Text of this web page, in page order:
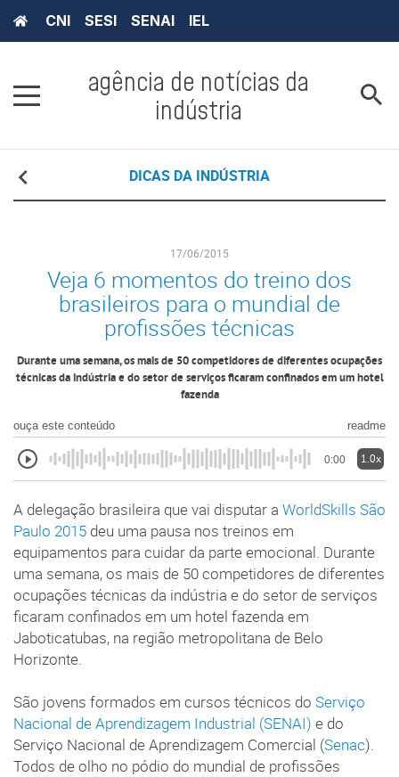
CNI SESI SENAI IEL
agência de notícias da
indústria
DICAS DA INDÚSTRIA
17/06/2015
Veja 6 momentos do treino dos
brasileiros para o mundial de
profissões técnicas
Durante uma semana, os mais de 50 competidores de diferentes ocupações
técnicas da indústria e do setor de serviços ficaram confinados em um hotel
fazenda
ouça este conteúdo readme
0:00 1.0x
A delegação brasileira que vai disputar a WorldSkills São
Paulo 2015 deu uma pausa nos treinos em
equipamentos para cuidar da parte emocional. Durante
uma semana, os mais de 50 competidores de diferentes
ocupações técnicas da indústria e do setor de serviços
ficaram confinados em um hotel fazenda em
Jaboticatubas, na região metropolitana de Belo
Horizonte.
São jovens formados em cursos técnicos do Serviço
Nacional de Aprendizagem Industrial (SENAI) e do
Serviço Nacional de Aprendizagem Comercial (Senac).
Todos de olho no pódio do mundial de profissões